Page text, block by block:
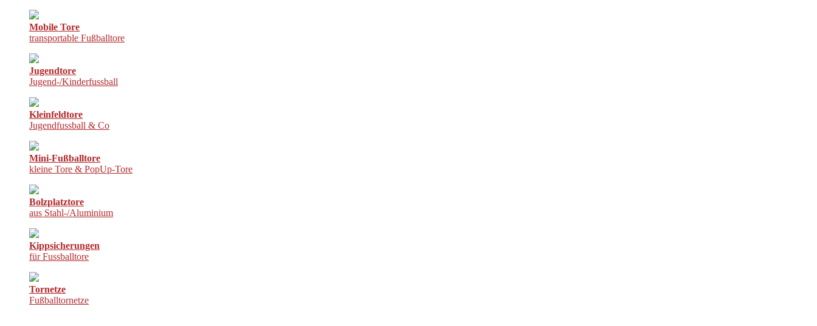
Mobile Tore
transportable Fußballtore
Jugendtore
Jugend-/Kinderfussball
Kleinfeldtore
Jugendfussball & Co
Mini-Fußballtore
kleine Tore & PopUp-Tore
Bolzplatztore
aus Stahl-/Aluminium
Kippsicherungen
für Fussballtore
Tornetze
Fußballtornetze